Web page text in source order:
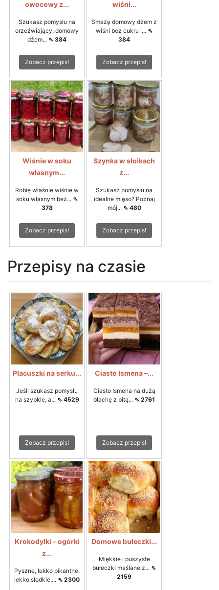
owocowy z...
Szukasz pomysłu na
orzeźwiający, domowy
dżem... ⇖ 384
Zobacz przepis!
wiśni...
Smażę domowy dżem z
wiśni bez cukru i... ⇖
384
Zobacz przepis!
Wiśnie w soku
własnym...
Robię właśnie wiśnie w
soku własnym bez... ⇖
378
Zobacz przepis!
Szynka w słoikach
z...
Szukasz pomysłu na
idealne mięso? Poznaj
mój... ⇖ 480
Zobacz przepis!
Przepisy na czasie
Placuszki na serku...
Jeśli szukasz pomysłu
na szybkie, a... ⇖ 4529
Zobacz przepis!
Ciasto Ismena –...
Ciasto Ismena na dużą
blachę z bitą... ⇖ 2761
Zobacz przepis!
Krokodylki - ogórki
z...
Pyszne, lekko pikantne,
lekko słodkie,... ⇖ 2300
Domowe bułeczki...
Miękkie i puszyste
bułeczki maślane z... ⇖
2159